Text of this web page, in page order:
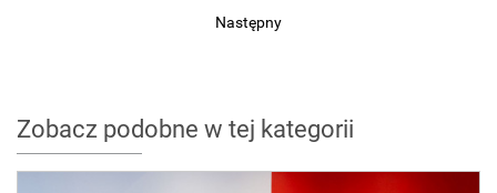
Następny
Zobacz podobne w tej kategorii